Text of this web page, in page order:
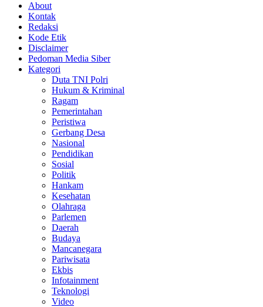
About
Kontak
Redaksi
Kode Etik
Disclaimer
Pedoman Media Siber
Kategori
Duta TNI Polri
Hukum & Kriminal
Ragam
Pemerintahan
Peristiwa
Gerbang Desa
Nasional
Pendidikan
Sosial
Politik
Hankam
Kesehatan
Olahraga
Parlemen
Daerah
Budaya
Mancanegara
Pariwisata
Ekbis
Infotainment
Teknologi
Video